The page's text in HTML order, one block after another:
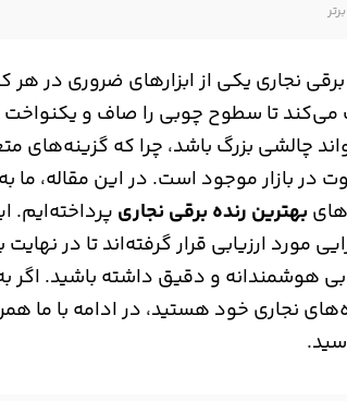
برقی نجاری یکی از ابزارهای ضروری در
تا سطوح چوبی را صاف و یکنواخت
چالشی بزرگ باشد، چرا که گزینه‌های
در بازار موجود است. در این مقاله، ما
بهترین رنده برقی نجاری پرداخته‌ایم.
مورد ارزیابی قرار گرفته‌اند تا در
هوشمندانه و دقیق داشته باشید. اگر
نجاری خود هستید، در ادامه با ما